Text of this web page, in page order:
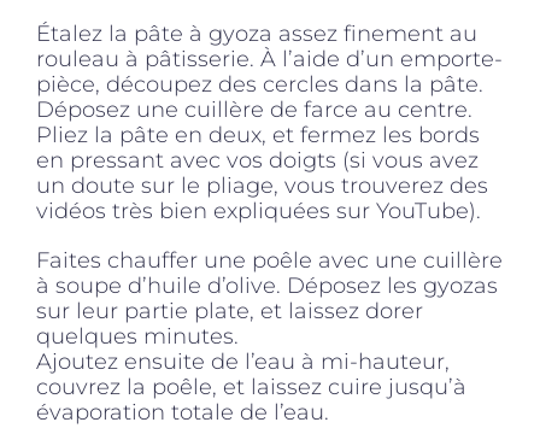
Étalez la pâte à gyoza assez finement au
rouleau à pâtisserie. À l’aide d’un emporte-
pièce, découpez des cercles dans la pâte.
Déposez une cuillère de farce au centre.
Pliez la pâte en deux, et fermez les bords
en pressant avec vos doigts (si vous avez
un doute sur le pliage, vous trouverez des
vidéos très bien expliquées sur YouTube).
Faites chauffer une poêle avec une cuillère
à soupe d’huile d’olive. Déposez les gyozas
sur leur partie plate, et laissez dorer
quelques minutes.
Ajoutez ensuite de l’eau à mi-hauteur,
couvrez la poêle, et laissez cuire jusqu’à
évaporation totale de l’eau.